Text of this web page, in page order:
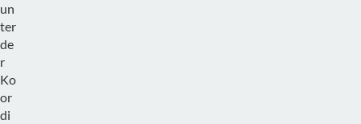
un
ter
de
r
Ko
or
di